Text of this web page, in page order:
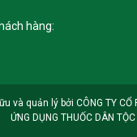
hàng:
và quản lý bởi CÔNG TY CỔ
ỨNG DỤNG THUỐC DÂN TỘC